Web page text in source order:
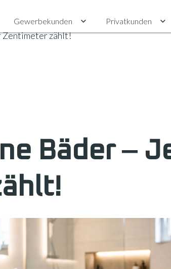
Gewerbekunden
Untermenü für
Privatkunden
Zentimeter zählt!
Bäder ‒